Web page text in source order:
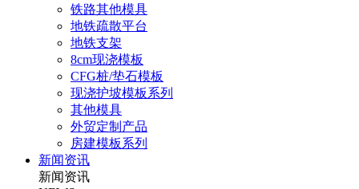
铁路其他模具
地铁疏散平台
地铁支架
8cm现浇模板
CFG桩/垫石模板
现浇护坡模板系列
其他模具
外贸定制产品
房建模板系列
新闻资讯
新闻资讯